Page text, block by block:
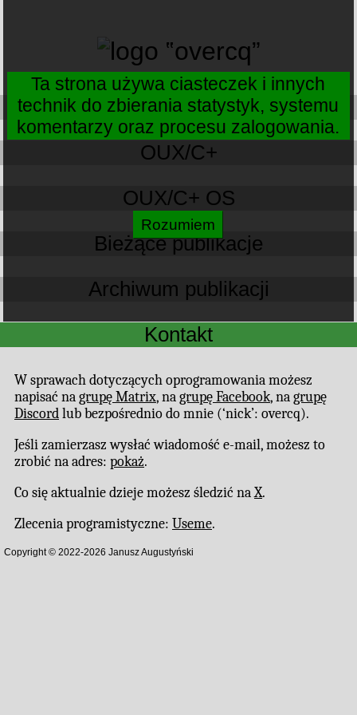
O mnie
OUX/C+
OUX/C+ OS
Bieżące publikacje
Archiwum publikacji
Kontakt
W sprawach dotyczących oprogramowania możesz
napisać nagrupę Matrix, nagrupę Facebook, nagrupę
Discordlub bezpośrednio do mnie (‘nick’: overcq).
Jeśli zamierzasz wysłać wiadomość e-mail, możesz to
zrobić na adres: pokaż.
Co się aktualnie dzieje możesz śledzić naX.
Zlecenia programistyczne: Useme.
Copyright © 2022-2026 Janusz Augustyński
Ta strona używa ciasteczek i innych
technik do zbierania statystyk, systemu
komentarzy oraz procesu zalogowania.